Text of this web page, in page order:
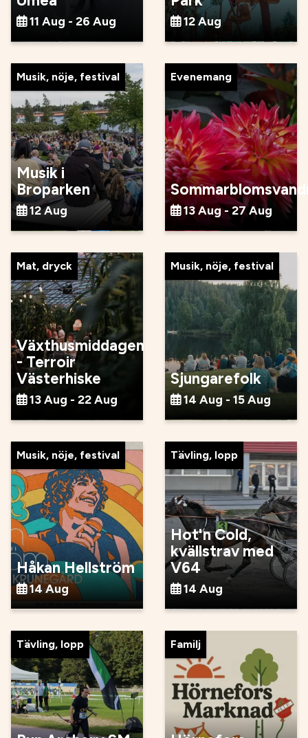
11 Aug - 26 Aug 12 Aug
Musik, nöje, festival
Musik i
Broparken
12 Aug
Evenemang
13 Aug - 27 Aug
Mat, dryck
Växthusmiddagen
- Terroir
Västerhiske
13 Aug - 22 Aug
Musik, nöje, festival
Sjungarefolk
14 Aug - 15 Aug
Musik, nöje, festival
Håkan Hellström
14 Aug
Tävling, lopp
Hot'n Cold,
kvällstrav med
V64
14 Aug
Tävling, lopp Familj